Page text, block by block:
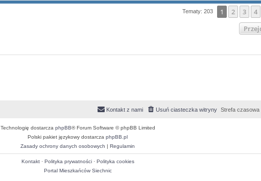
Tematy: 203 1 2 3 4
Strefa czasowa
Usuń ciasteczka witryny
Kontakt z nami
Technologię dostarcza phpBB® Forum Software © phpBB Limited
Polski pakiet językowy dostarcza phpBB.pl
Zasady ochrony danych osobowych | Regulamin
Kontakt· Polityka prywatności· Polityka cookies
Portal Mieszkańców Siechnic